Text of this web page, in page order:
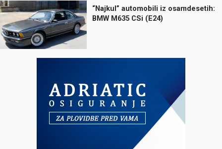
“Najkul” automobili iz osamdesetih:
BMW M635 CSi (E24)